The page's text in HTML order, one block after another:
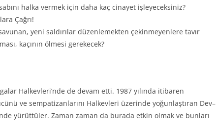
halka vermek için daha kaç cinayet işleyeceksiniz?
Çağrı!
yeni saldırılar düzenlemekten çekinmeyenlere tavır
kaçının ölmesi gerekecek?
Halkevleri’nde de devam etti. 1987 yılında itibaren
ve sempatizanlarını Halkevleri üzerinde yoğunlaştıran Dev–
yürüttüler. Zaman zaman da burada etkin olmak ve bunları